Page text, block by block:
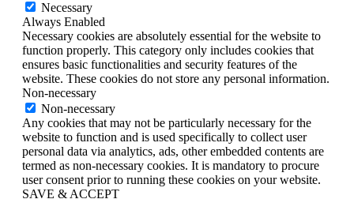
Necessary
Always Enabled
Necessary cookies are absolutely essential for the website to
function properly. This category only includes cookies that
ensures basic functionalities and security features of the
website. These cookies do not store any personal information.
Non-necessary
Non-necessary
Any cookies that may not be particularly necessary for the
website to function and is used specifically to collect user
personal data via analytics, ads, other embedded contents are
termed as non-necessary cookies. It is mandatory to procure
user consent prior to running these cookies on your website.
SAVE & ACCEPT